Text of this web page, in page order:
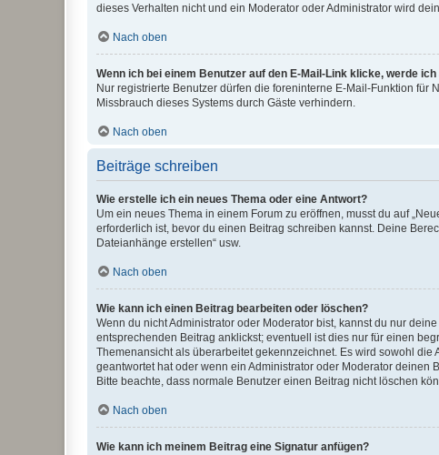
dieses Verhalten nicht und ein Moderator oder Administrator wird
Nach oben
Wenn ich bei einem Benutzer auf den E-Mail-Link klicke, werde
Nur registrierte Benutzer dürfen die foreninterne E-Mail-Funktion
Missbrauch dieses Systems durch Gäste verhindern.
Nach oben
Beiträge schreiben
Wie erstelle ich ein neues Thema oder eine Antwort?
Um ein neues Thema in einem Forum zu eröffnen, musst du auf
erforderlich ist, bevor du einen Beitrag schreiben kannst. Deine
Dateianhänge erstellen“ usw.
Nach oben
Wie kann ich einen Beitrag bearbeiten oder löschen?
Wenn du nicht Administrator oder Moderator bist, kannst du nur
entsprechenden Beitrag anklickst; eventuell ist dies nur für einen
Themenansicht als überarbeitet gekennzeichnet. Es wird sowohl
geantwortet hat oder wenn ein Administrator oder Moderator
Bitte beachte, dass normale Benutzer einen Beitrag nicht löschen
Nach oben
Wie kann ich meinem Beitrag eine Signatur anfügen?